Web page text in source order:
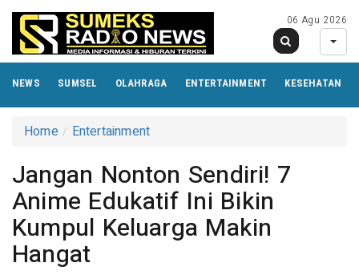
06 Agu 2026
NEWS SUMSEL OLAHRAGA ENTERTAINMENT KESEHATAN
Home Entertainment
Jangan Nonton Sendiri! 7
Anime Edukatif Ini Bikin
Kumpul Keluarga Makin
Hangat